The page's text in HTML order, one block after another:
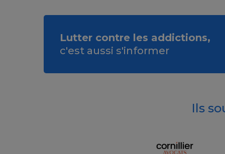
Lutter contre les addictions,
c'est aussi s'informer
Ils